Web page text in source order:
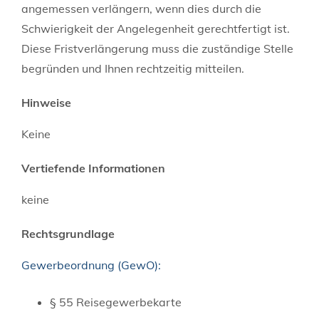
angemessen verlängern, wenn dies durch die
Schwierigkeit der Angelegenheit gerechtfertigt ist.
Diese Fristverlängerung muss die zuständige Stelle
begründen und Ihnen rechtzeitig mitteilen.
Hinweise
Keine
Vertiefende Informationen
keine
Rechtsgrundlage
Gewerbeordnung (GewO):
§ 55 Reisegewerbekarte